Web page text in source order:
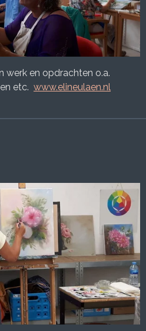
werk en opdrachten o.a.
etc. www.elineulaen.nl